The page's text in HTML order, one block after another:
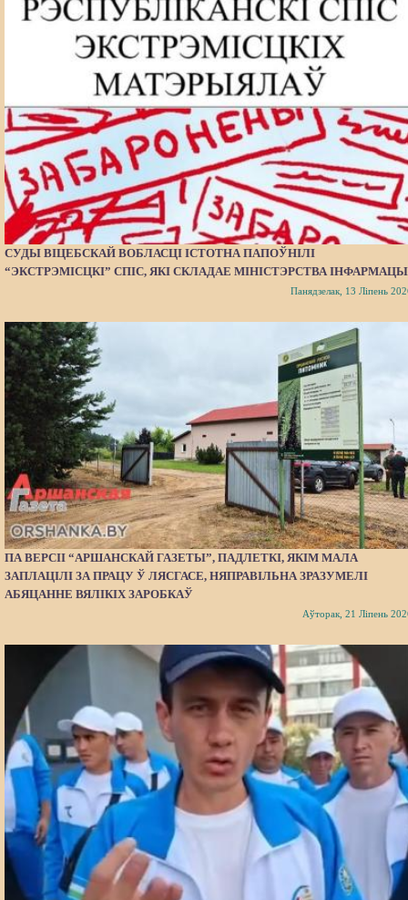
СУДЫ ВІЦЕБСКАЙ ВОБЛАСЦІ ІСТОТНА ПАПОЎНІЛІ
“ЭКСТРЭМІСЦКІ” СПІС, ЯКІ СКЛАДАЕ МІНІСТЭРСТВА
Панядзелак, 13 Ліпень
ПА ВЕРСІІ “АРШАНСКАЙ ГАЗЕТЫ”, ПАДЛЕТКІ, ЯКІМ МАЛА
ЗАПЛАЦІЛІ ЗА ПРАЦУ Ў ЛЯСГАСЕ, НЯПРАВІЛЬНА ЗРАЗУМЕЛІ
АБЯЦАННЕ ВЯЛІКІХ ЗАРОБКАЎ
Аўторак, 21 Ліпень